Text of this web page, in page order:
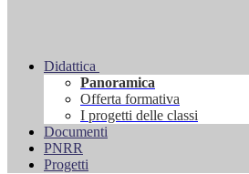
Didattica
Panoramica
Offerta formativa
I progetti delle classi
Documenti
PNRR
Progetti